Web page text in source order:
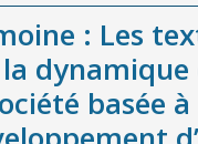
s’inscrit pleinement
meilleure entreprise
patrimoine et des
: Les
basée